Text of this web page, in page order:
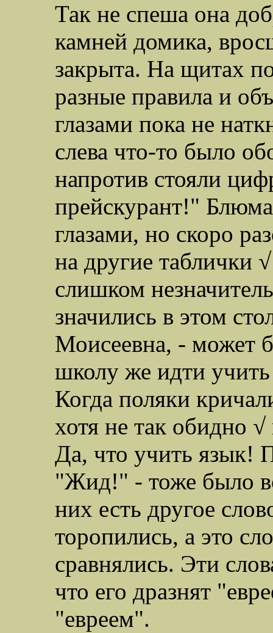
Так не спеша она
камней домика,
закрыта. На щитах
разные правила и
глазами пока не
слева что-то было
напротив стояли
прейскурант!"
глазами, но скоро
на другие таблички
слишком
значились в этом
Моисеевна, - может
школу же идти
Когда поляки
хотя не так обидно
Да, что учить язык!
"Жид!" - тоже было
них есть другое
торопились, а это
сравнялись. Эти
что его дразнят
"евреем".